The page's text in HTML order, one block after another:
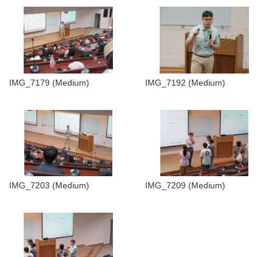
IMG_7179 (Medium) IMG_7192 (Medium)
IMG_7203 (Medium) IMG_7209 (Medium)